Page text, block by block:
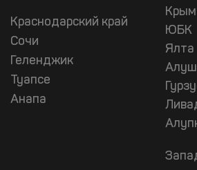
Краснодарский край
Сочи
Геленджик
Туапсе
Анапа
Крым
ЮБК
Ялта